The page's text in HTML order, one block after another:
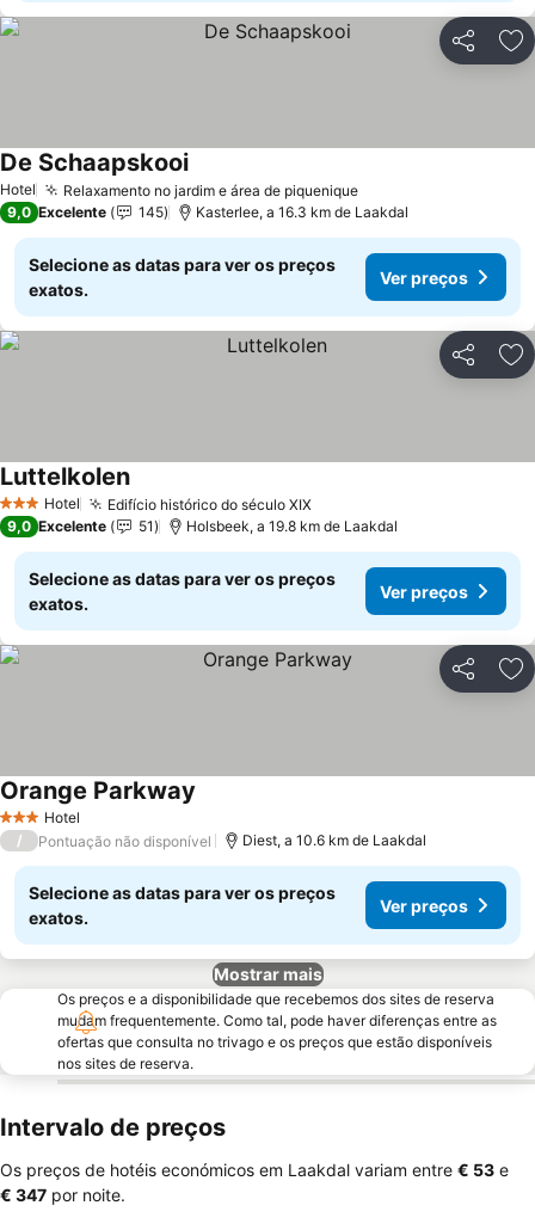
Partilhar
Hotel Relaxamento no jardim e área de piqueniqueVer preços
De SchaapskooiVer preços
9,0 Excelente 145 Kasterlee, a 16.3 km de Laakdal
Selecione as datas para ver os preços
exatos.
Ver preços
Partilhar
3 EstrelasHotel Edifício histórico do século XIXVer preços
LuttelkolenVer preços
9,0 Excelente 51 Holsbeek, a 19.8 km de Laakdal
Selecione as datas para ver os preços
exatos.
Ver preços
Partilhar
3 EstrelasHotel
Orange Parkway
/ Pontuação não disponível Diest, a 10.6 km de Laakdal
Selecione as datas para ver os preços
exatos.
Ver preços
Mostrar mais
Os preços e a disponibilidade que recebemos dos sites de reserva
mudam frequentemente. Como tal, pode haver diferenças entre as
ofertas que consulta no trivago e os preços que estão disponíveis
nos sites de reserva.
Intervalo de preços
Os preços de hotéis económicos em Laakdal variam entre ‎€ 53 e
‎€ 347 por noite.